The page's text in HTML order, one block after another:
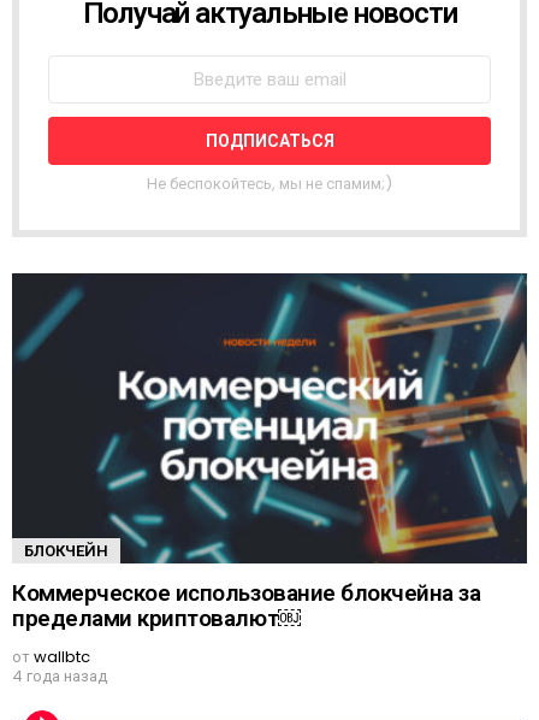
В
С
Т
Н
Р
С
С
Ы
Получай актуальные новости
Не беспокойтесь, мы не спамим;)
БЛОКЧЕЙН
Коммерческое использование блокчейна за
пределами криптовалют￼
отwallbtc
4 года назад